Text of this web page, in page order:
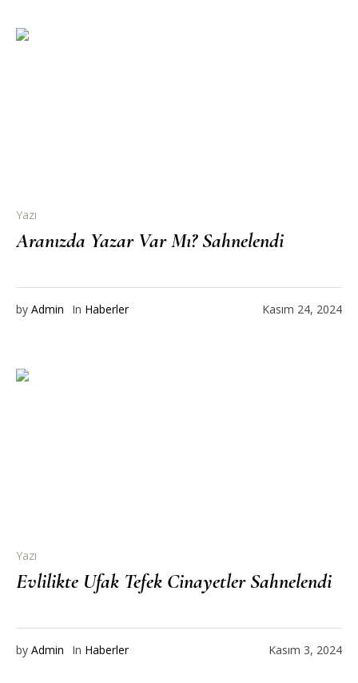
Yazı
Aranızda Yazar Var Mı? Sahnelendi
Kasım 24, 2024
by Admin In Haberler
Yazı
Evlilikte Ufak Tefek Cinayetler Sahnelendi
Kasım 3, 2024
by Admin In Haberler